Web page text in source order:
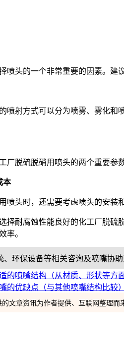
喷头的一个非常重要的因素。建
喷射方式可以分为喷雾、雾化和
厂脱硫脱硝用喷头的两个重要参
本
喷头时，还需要考虑喷头的安装
择耐腐蚀性能良好的化工厂脱硫
率。
环保设备等相关咨询及喷嘴协
的喷嘴结构（从材质、形状等方
的优缺点（与其他喷嘴结构比较）
文章资讯为作者提供、互联网整理